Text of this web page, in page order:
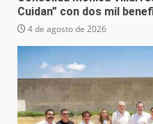
Cuidan” con dos mil
4 de agosto de 2026